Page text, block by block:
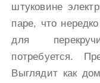
штуковине
паре, что
для
потребуется.
Выглядит как